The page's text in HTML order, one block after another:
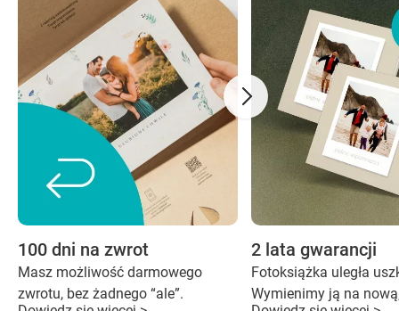
100 dni na zwrot
Masz możliwość darmowego
zwrotu, bez żadnego “ale”.
2 lata gwarancji
Fotoksiążka uległa
Wymienimy ją na